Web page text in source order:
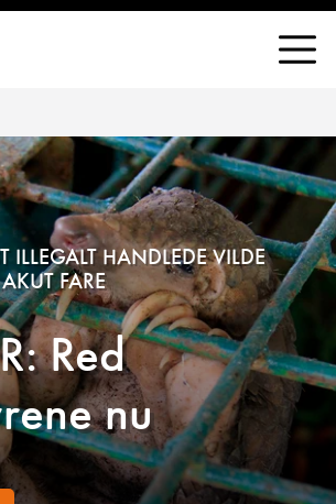
Red
nu
ILLEGALT HANDLEDE VILDE
FARE